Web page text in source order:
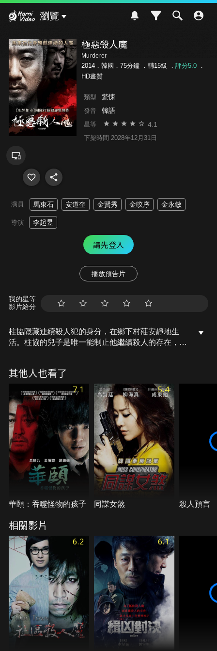
瀏覽
極惡殺人魔
Murderer
2014．韓國．75分鐘 ． 輔15級 ． 評分5.0．
HD畫質
類型 驚悚
發音 韓語
星等 4.1
下架時間 2028年12月31日
演員 馬東石 安道奎 金賢秀 金旼序 金永敏
導演 李起昱
請先登入
播放預告片
我的星等
影片給分
柱協隱藏連續殺人犯的身分，在鄉下村莊安靜地生
活。柱協的兒子是唯一能制止他繼續殺人的存在，某
和兒子，決定讓少女消失在這世上……
其他人也看了
7.1
華頤：吞噬怪物的孩子
5.4
同謀女煞 殺人預言
相關影片
6.2 6.1